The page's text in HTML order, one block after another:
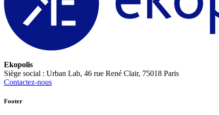
Ekopolis
Siège social : Urban Lab, 46 rue René Clair, 75018 Paris
Contactez-nous
Footer